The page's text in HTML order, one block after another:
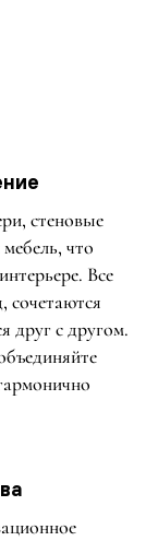
стеновые
что
Все
сочетаются
друг с другом.